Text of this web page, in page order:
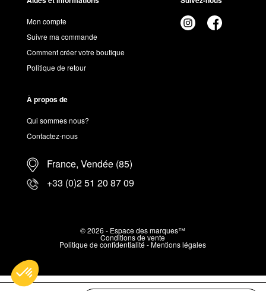
Mon compte
Suivre ma commande
Comment créer votre boutique
Politique de retour
À propos de
Qui sommes nous?
Contactez-nous
France, Vendée (85)
+33 (0)2 51 20 87 09
© 2026 - Espace des marques™
Conditions de vente
Politique de confidentialité-Mentions légales